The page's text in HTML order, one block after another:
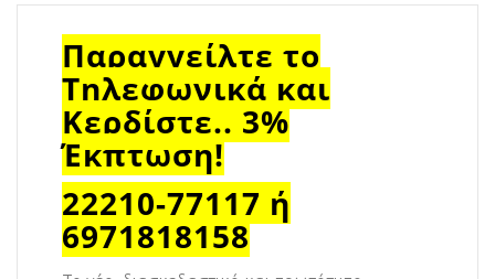
Παραγγείλτε το
Τηλεφωνικά και
Κερδίστε.. 3%
Έκπτωση!
22210-77117 ή
6971818158